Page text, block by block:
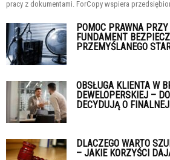
pracy z dokumentami. ForCopy wspiera
POMOC PRAWNA
FUNDAMENT
PRZEMYŚLANEGO
OBSŁUGA KLIENTA W
DEWELOPERSKIEJ –
DECYDUJĄ O
DLACZEGO WARTO
– JAKIE KORZYŚCI